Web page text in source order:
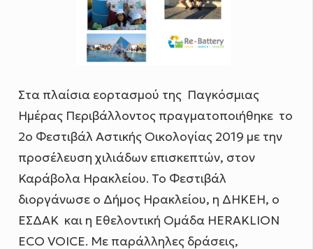
Στα πλαίσια εορτασμού της Παγκόσμιας
Ημέρας Περιβάλλοντος πραγματοποιήθηκε το
2ο Φεστιβάλ Αστικής Οικολογίας 2019 με την
προσέλευση χιλιάδων επισκεπτών, στον
Καράβολα Ηρακλείου. Το Φεστιβάλ
διοργάνωσε ο Δήμος Ηρακλείου, η ΔΗΚΕΗ, ο
ΕΣΔΑΚ και η Εθελοντική Ομάδα HERAKLION
ECO VOICE. Με παράλληλες δράσεις,